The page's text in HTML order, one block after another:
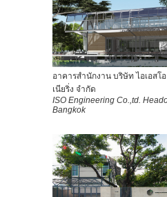
อาคารสำนักงาน บริษัท ไอเอสโ
เนียริ่ง จำกัด
ISO Engineering Co.,td.
Bangkok